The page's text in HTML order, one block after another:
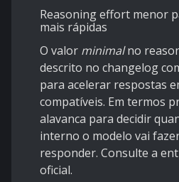
Reasoning effort menor
mais rápidas
O valor minimalno
descrito no changelog
para acelerar respostas
compatíveis. Em termos
alavanca para decidir
interno o modelo vai
responder. Consulte a
oficial.